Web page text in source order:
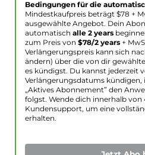
Bedingungen für die
Mindestkaufpreis beträgt $78 +
ausgewählte Angebot. Dein
automatisch alle 2 years
zum Preis von $78/2 years +
Verlängerungspreis kann sich
ändern) über die von dir
es kündigst. Du kannst jederzeit
Verlängerungsdatums
„Aktives Abonnement” den
folgst. Wende dich innerhalb von
Kundensupport, um eine
erhalten.